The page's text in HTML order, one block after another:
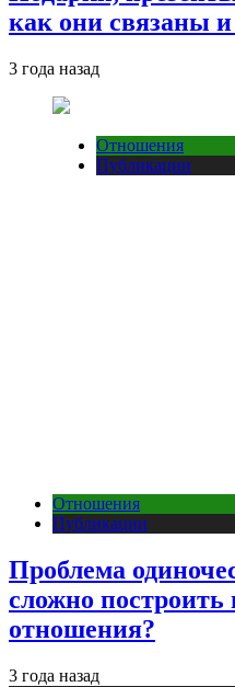
как они связаны
3 года назад
Отношения
Публикации
Отношения
Публикации
Проблема
сложно
отношения?
3 года назад